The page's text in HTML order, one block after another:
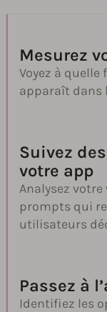
Mesurez
Voyez à
apparaît dans
Suivez
votre app
Analysez
prompts qui
utilisateurs
Passez à
Identifiez les